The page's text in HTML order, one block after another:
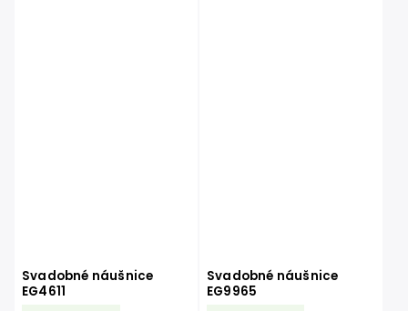
Svadobné náušnice
EG4611
Svadobné náušnice
EG9965